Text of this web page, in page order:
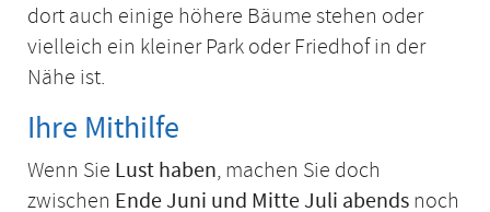
dort auch einige höhere Bäume stehen oder
vielleich ein kleiner Park oder Friedhof in der
Nähe ist.
Ihre Mithilfe
Wenn Sie Lust haben, machen Sie doch
zwischen Ende Juni und Mitte Juli abends noch